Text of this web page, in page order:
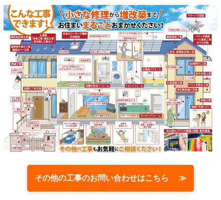
その他の工事のお問い合わせはこちら ≫